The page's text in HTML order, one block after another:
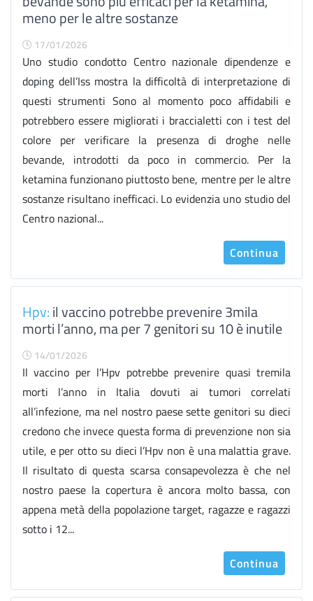
meno per le altre sostanze
17/01/2026
Uno studio condotto Centro nazionale dipendenze e
doping dell’Iss mostra la difficoltà di interpretazione di
questi strumenti Sono al momento poco affidabili e
potrebbero essere migliorati i braccialetti con i test del
colore per verificare la presenza di droghe nelle
bevande, introdotti da poco in commercio. Per la
ketamina funzionano piuttosto bene, mentre per le altre
sostanze risultano inefficaci. Lo evidenzia uno studio del
Centro nazional...
Continua
Hpv:il vaccino potrebbe prevenire 3mila
morti l’anno, ma per 7 genitori su 10 è inutile
14/01/2026
Il vaccino per l’Hpv potrebbe prevenire quasi tremila
morti l’anno in Italia dovuti ai tumori correlati
all’infezione, ma nel nostro paese sette genitori su dieci
credono che invece questa forma di prevenzione non sia
utile, e per otto su dieci l’Hpv non è una malattia grave.
Il risultato di questa scarsa consapevolezza è che nel
nostro paese la copertura è ancora molto bassa, con
appena metà della popolazione target, ragazze e ragazzi
sotto i 12...
Continua